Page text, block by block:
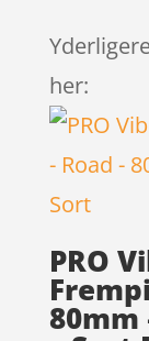
her:
PRO
80mm